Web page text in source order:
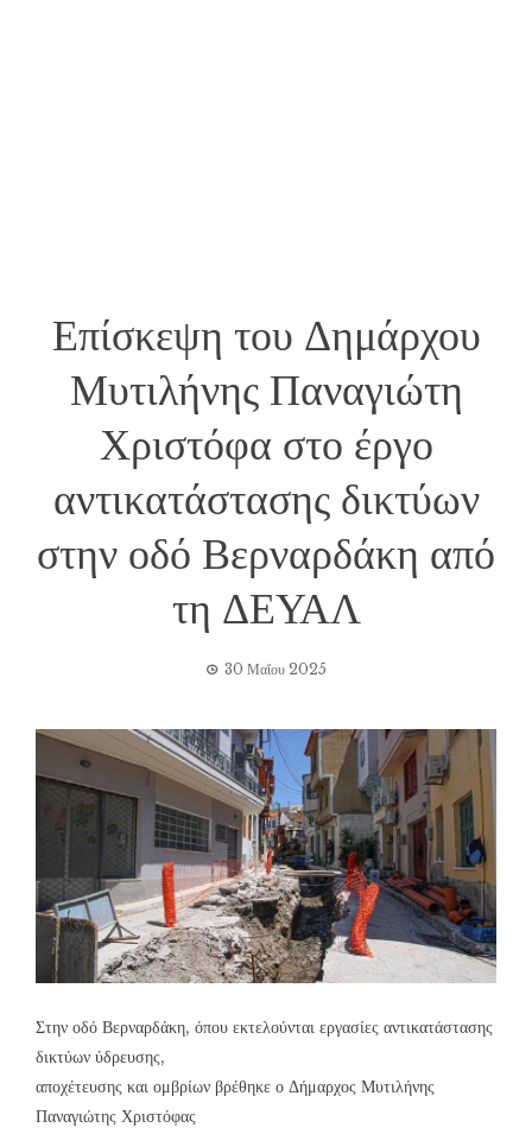
Επίσκεψη του Δημάρχου
Μυτιλήνης Παναγιώτη
Χριστόφα στο έργο
αντικατάστασης δικτύων
στην οδό Βερναρδάκη από
τη ΔΕΥΑΛ
30 Μαΐου 2025
Στην οδό Βερναρδάκη, όπου εκτελούνται εργασίες αντικατάστασης
δικτύων ύδρευσης,
αποχέτευσης και ομβρίων βρέθηκε ο Δήμαρχος Μυτιλήνης
Παναγιώτης Χριστόφας